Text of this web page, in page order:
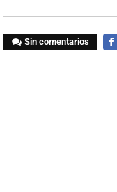
Sin comentarios